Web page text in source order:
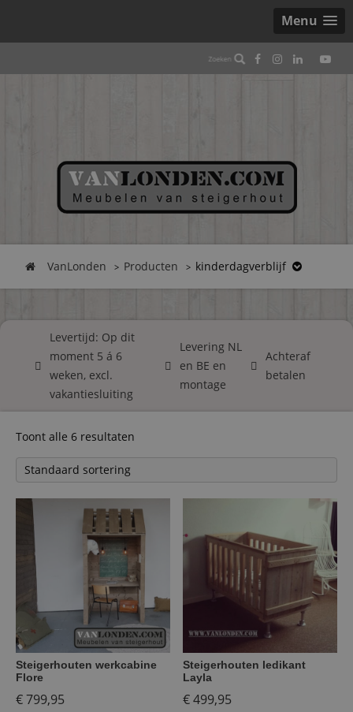
Menu
VanLonden Producten kinderdagverblijf
Levertijd: Op dit
moment 5 á 6
weken, excl.
vakantiesluiting
Levering NL
en BE en
montage
Achteraf
betalen
Toont alle 6 resultaten
Steigerhouten werkcabine
Flore
€799,95
Steigerhouten ledikant
Layla
€499,95